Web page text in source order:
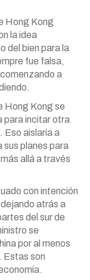
Hong Kong
la idea
del bien para la
fue falsa,
a
Hong Kong se
para incitar otra
Eso aislaría a
sus planes para
allá a través
con intención
atrás a
del sur de
se
por al menos
Estas son